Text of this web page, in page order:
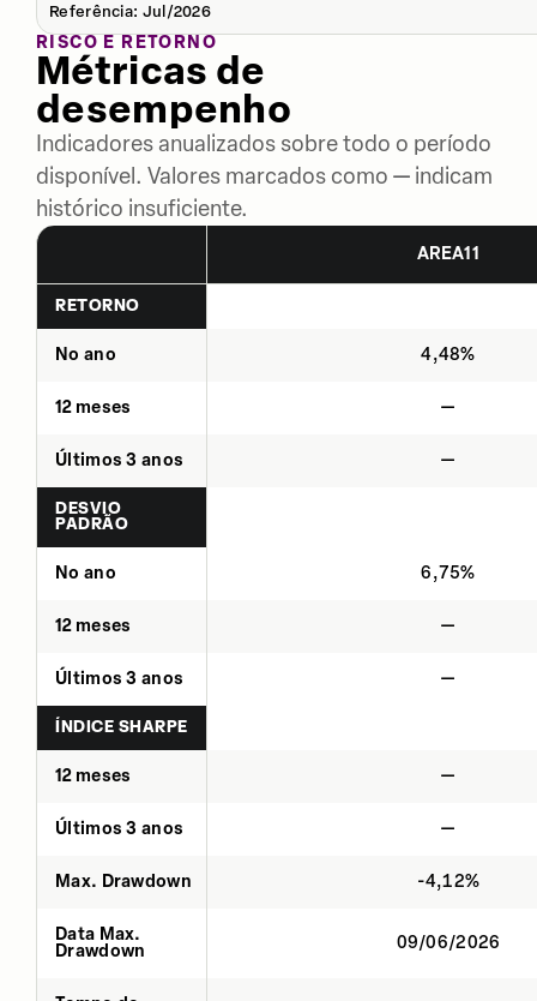
Referência: Jul/2026
RISCO E RETORNO
Métricas de
desempenho
Indicadores anualizados sobre todo o período
disponível. Valores marcados como — indicam
histórico insuficiente.
AREA11
RETORNO
No ano 4,48%
12 meses —
Últimos 3 anos —
DESVIO
PADRÃO
No ano 6,75%
12 meses —
Últimos 3 anos —
ÍNDICE SHARPE
12 meses —
Últimos 3 anos —
Max. Drawdown -4,12%
Data Max.
Drawdown
09/06/2026